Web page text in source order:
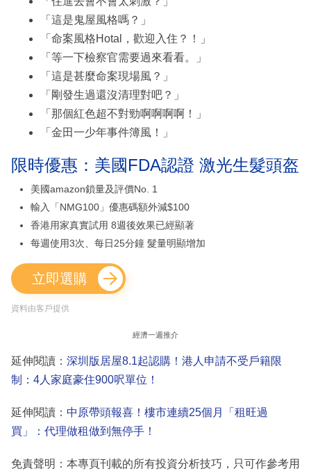
「這是鬼屋風格嗎？」
「命案風格Hotal，歡迎入住？！」
「等一下檢察官需要過來看看。」
「這是甚麼命案現場風？」
「剛發生過還沒清理對吧？」
「那個紅色超不對勁啊啊啊啊！」
「金田一少年事件簿風！」
限時優惠：美國FDA認證 激光生髮頭盔
美國amazon鎖量及評價No. 1
輸入「NMG100」優惠碼額外減$100
香港用家真實試用 8週後效果已經顯著
每週使用3次、每日25分鐘 髮量明顯增加
立即選購
資料由客戶提供
經濟一週推介
延伸閱讀： 深圳版居屋8.1起認購！港人申請不受戶籍限
制：4人家庭豪住900呎單位！
延伸閱讀： 中原帶頭報喜！樓市連續25個月「租旺過
買」：代理做租做到無停手！
免責聲明：本專頁刊載的所有投資分析技巧，只可作參考用